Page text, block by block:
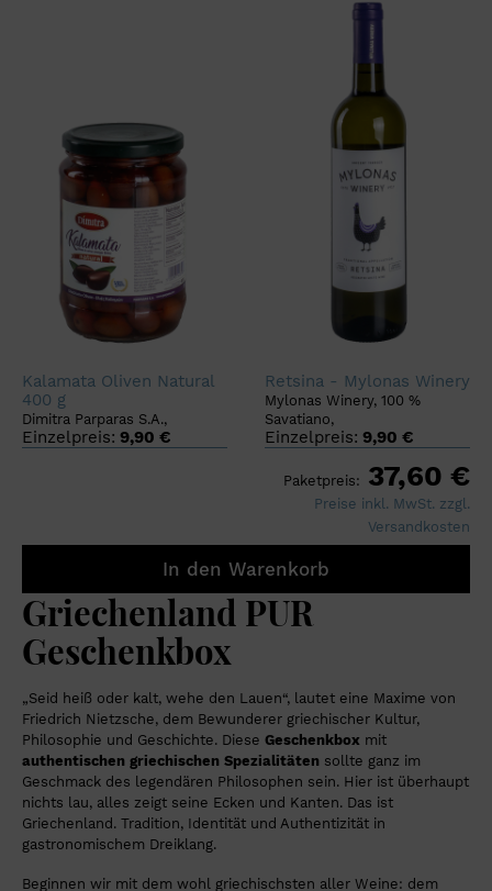
Kalamata Oliven Natural
400 g
Dimitra Parparas S.A.,
Einzelpreis: 9,90 €
Retsina - Mylonas Winery
Mylonas Winery, 100 %
Savatiano,
Einzelpreis: 9,90 €
Paketpreis: 37,60 €
Preise inkl. MwSt. zzgl.
Versandkosten
In den Warenkorb
Griechenland PUR
Geschenkbox
„Seid heiß oder kalt, wehe den Lauen“, lautet eine Maxime von
Friedrich Nietzsche, dem Bewunderer griechischer Kultur,
Philosophie und Geschichte. Diese Geschenkbox mit
authentischen griechischen Spezialitäten sollte ganz im
Geschmack des legendären Philosophen sein. Hier ist überhaupt
nichts lau, alles zeigt seine Ecken und Kanten. Das ist
Griechenland. Tradition, Identität und Authentizität in
gastronomischem Dreiklang.
Beginnen wir mit dem wohl griechischsten aller Weine: dem